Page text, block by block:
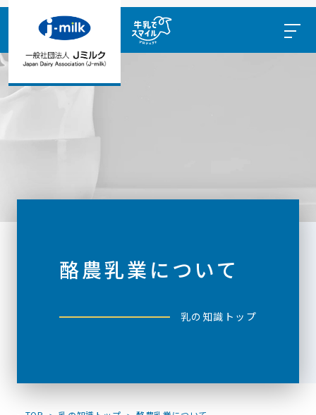
酪農乳業について
乳の知識トップ